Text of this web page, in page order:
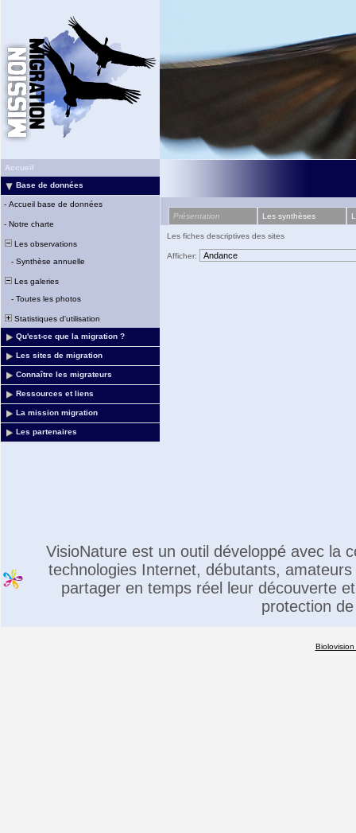
Accueil
Base de données
- Accueil base de données
- Notre charte
Les observations
- Synthèse annuelle
Les galeries
- Toutes les photos
Statistiques d'utilisation
Qu'est-ce que la migration ?
Les sites de migration
Connaître les migrateurs
Ressources et liens
La mission migration
Les partenaires
Présentation Les synthèses
Les fiches descriptives des sites
Afficher:
VisioNature est un outil développé avec la
technologies Internet, débutants,
partager en temps réel leur découverte
protection
Biolovision